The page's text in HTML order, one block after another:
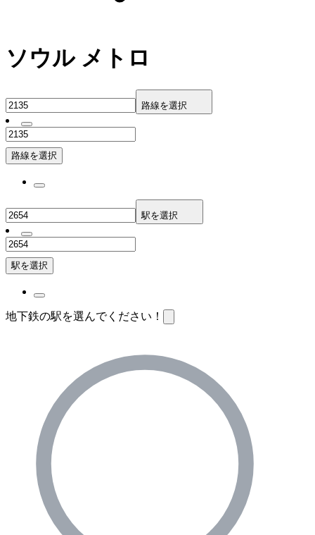
ソウル メトロ
路線を選択
路線を選択
駅を選択
駅を選択
地下鉄の駅を選んでください！